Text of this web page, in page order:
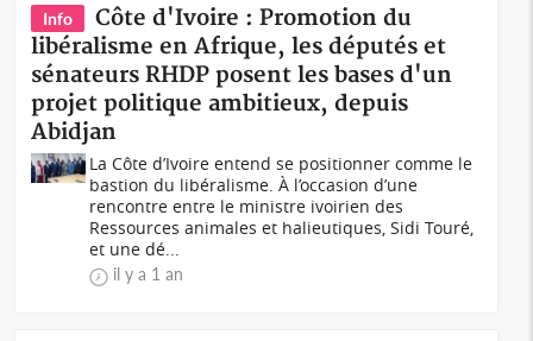
Info
Côte d'Ivoire : Promotion du
libéralisme en Afrique, les députés et
sénateurs RHDP posent les bases d'un
projet politique ambitieux, depuis
Abidjan
La Côte d’Ivoire entend se positionner comme le
bastion du libéralisme. À l’occasion d’une
rencontre entre le ministre ivoirien des
Ressources animales et halieutiques, Sidi Touré,
et une dé...
il y a 1 an